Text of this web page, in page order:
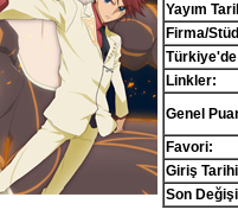
Yayım
Firma/
Linkler:
Genel
Favori:
Giriş
Son